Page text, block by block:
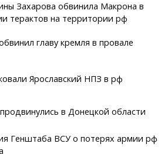
Захарова обвинила Макрона в
терактов на территории рф
главу кремля в провале
Ярославский НПЗ в рф
в Донецкой области
Генштаба ВСУ о потерях армии рф